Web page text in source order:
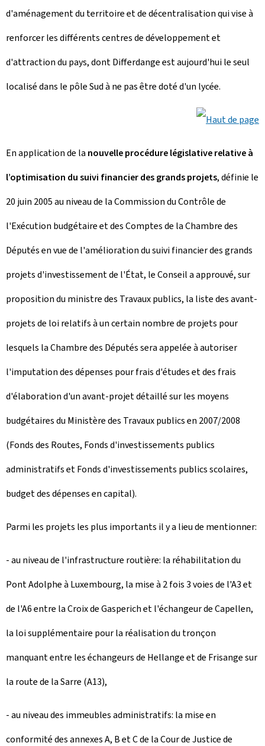
d'aménagement du territoire et de décentralisation qui vise à
renforcer les différents centres de développement et
d'attraction du pays, dont Differdange est aujourd'hui le seul
localisé dans le pôle Sud à ne pas être doté d'un lycée.
En application de la nouvelle procédure législative relative à
l’optimisation du suivi financier des grands projets, définie le
20 juin 2005 au niveau de la Commission du Contrôle de
l'Exécution budgétaire et des Comptes de la Chambre des
Députés en vue de l'amélioration du suivi financier des grands
projets d'investissement de l'État, le Conseil a approuvé, sur
proposition du ministre des Travaux publics, la liste des avant-
projets de loi relatifs à un certain nombre de projets pour
lesquels la Chambre des Députés sera appelée à autoriser
l'imputation des dépenses pour frais d'études et des frais
d'élaboration d'un avant-projet détaillé sur les moyens
budgétaires du Ministère des Travaux publics en 2007/2008
(Fonds des Routes, Fonds d'investissements publics
administratifs et Fonds d'investissements publics scolaires,
budget des dépenses en capital).
Parmi les projets les plus importants il y a lieu de mentionner:
- au niveau de l'infrastructure routière: la réhabilitation du
Pont Adolphe à Luxembourg, la mise à 2 fois 3 voies de l'A3 et
de l'A6 entre la Croix de Gasperich et l'échangeur de Capellen,
la loi supplémentaire pour la réalisation du tronçon
manquant entre les échangeurs de Hellange et de Frisange sur
la route de la Sarre (A13),
- au niveau des immeubles administratifs: la mise en
conformité des annexes A, B et C de la Cour de Justice de